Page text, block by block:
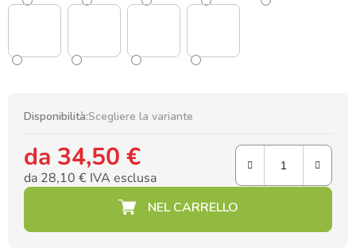
Disponibilità:Scegliere la variante
da 34,50 €
da 28,10 € IVA esclusa
Prezzo della misura: